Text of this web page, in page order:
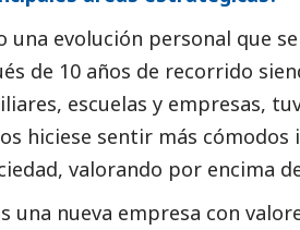
una evolución personal que
de 10 años de recorrido
escuelas y empresas,
hiciese sentir más cómodos
valorando por encima
una nueva empresa con